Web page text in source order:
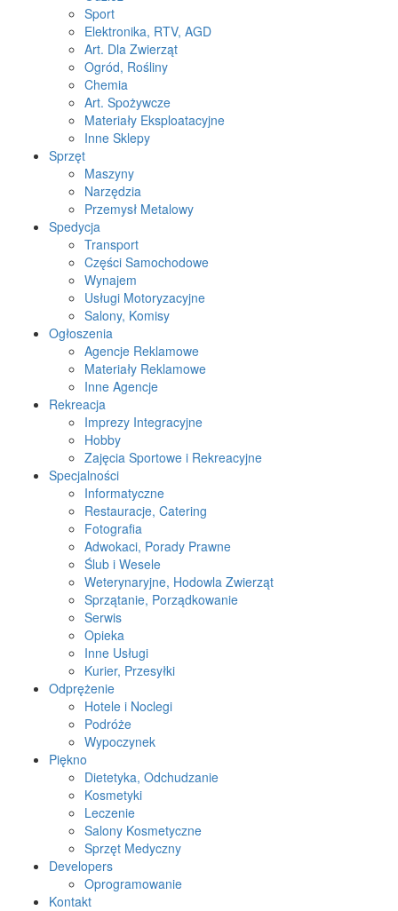
Sport
Elektronika, RTV, AGD
Art. Dla Zwierząt
Ogród, Rośliny
Chemia
Art. Spożywcze
Materiały Eksploatacyjne
Inne Sklepy
Sprzęt
Maszyny
Narzędzia
Przemysł Metalowy
Spedycja
Transport
Części Samochodowe
Wynajem
Usługi Motoryzacyjne
Salony, Komisy
Ogłoszenia
Agencje Reklamowe
Materiały Reklamowe
Inne Agencje
Rekreacja
Imprezy Integracyjne
Hobby
Zajęcia Sportowe i Rekreacyjne
Specjalności
Informatyczne
Restauracje, Catering
Fotografia
Adwokaci, Porady Prawne
Ślub i Wesele
Weterynaryjne, Hodowla Zwierząt
Sprzątanie, Porządkowanie
Serwis
Opieka
Inne Usługi
Kurier, Przesyłki
Odprężenie
Hotele i Noclegi
Podróże
Wypoczynek
Piękno
Dietetyka, Odchudzanie
Kosmetyki
Leczenie
Salony Kosmetyczne
Sprzęt Medyczny
Developers
Oprogramowanie
Kontakt